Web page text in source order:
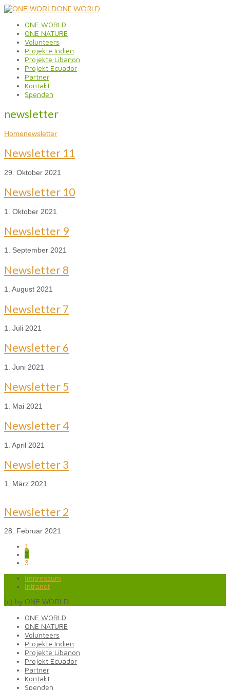
ONE WORLD
ONE WORLD
ONE NATURE
Volunteers
Projekte Indien
Projekte Libanon
Projekt Ecuador
Partner
Kontakt
Spenden
newsletter
Homenewsletter
Newsletter 11
29. Oktober 2021
Newsletter 10
1. Oktober 2021
Newsletter 9
1. September 2021
Newsletter 8
1. August 2021
Newsletter 7
1. Juli 2021
Newsletter 6
1. Juni 2021
Newsletter 5
1. Mai 2021
Newsletter 4
1. April 2021
Newsletter 3
1. März 2021
Newsletter 2
28. Februar 2021
1
2
3
Impressum
Intranet
(c) by ONE WORLD
ONE WORLD
ONE NATURE
Volunteers
Projekte Indien
Projekte Libanon
Projekt Ecuador
Partner
Kontakt
Spenden